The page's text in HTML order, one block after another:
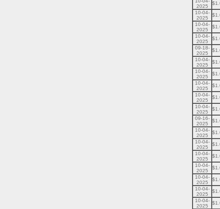
2025
10-04-
2025
10-04-
2025
10-04-
2025
09-18-
2025
10-04-
2025
10-04-
2025
10-04-
2025
10-04-
2025
10-04-
2025
09-16-
2025
10-04-
2025
10-04-
2025
10-04-
2025
10-04-
2025
10-04-
2025
10-04-
2025
10-04-
2025